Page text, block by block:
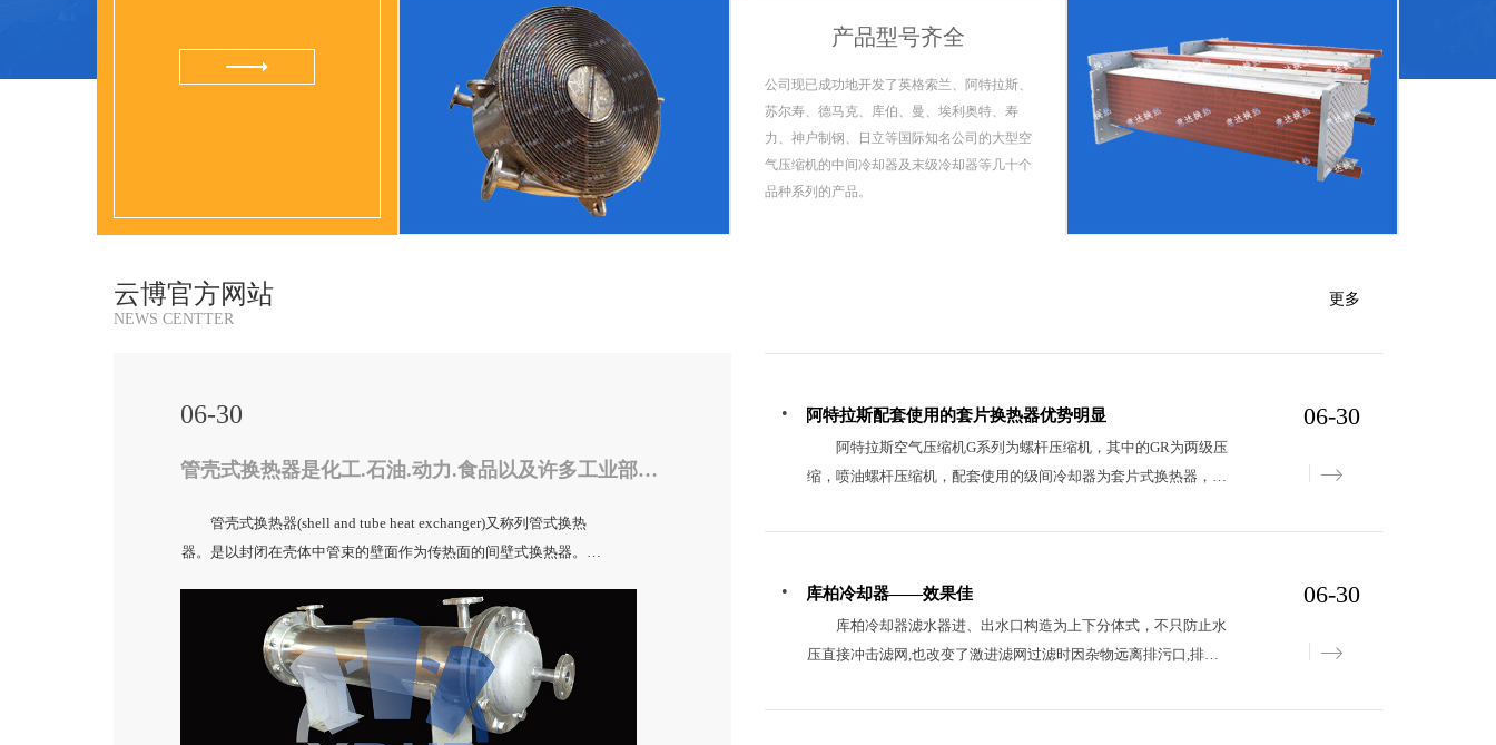
产品型号齐全
公司现已成功地开发了英格索兰、阿特拉斯、
苏尔寿、德马克、库伯、曼、埃利奥特、寿
力、神户制钢、日立等国际知名公司的大型空
气压缩机的中间冷却器及末级冷却器等几十个
品种系列的产品。
云博官方网站
NEWS CENTTER
更多
06-30
管壳式换热器 是化工.石油.动力.食品以及许多工业部门的通用设备
管壳式换热器(shell and tube heat exchanger)又称列管式换热
器。是以封闭在壳体中管束的壁面作为传热面的间壁式换热器。这
材料）制造，能在高温、高压下使用，是目前应用*广的类型。管
壳式换热器主要分为固定管板式换热器、浮头式换热器、U型管式
换热器和涡流热膜换热器。 管壳式换热器是化工、石油、动
力、食品及其它许多工业部门的通用设备，在生产中占有重要地
位。管壳式换热器的优点：1.传热系数高2.机构紧凑3.不易污垢4.不
阿特拉斯配套使用的套片换热器优势明显 06-30
阿特拉斯空气压缩机G系列为螺杆压缩机，其中的GR为两级压
缩，喷油螺杆压缩机，配套使用的级间冷却器为套片式换热器，套
节省能源，常在平直翅片表面开设槽缝或采用波纹型板以强化传
等。目前，国内炼油、化工、电力等行业所使用的空冷器正朝着
**、紧凑的方向发展。多年以来，这些行业所采用的空冷器多为绕
片式或双金属轧片式，相对于传统的绕片式及轧片式，套片式虽然
换热效果有较大提升，所以套片式已经渐渐的淘汰传统的翅片类
库柏冷却器——效果佳 06-30
库柏冷却器滤水器进、出水口构造为上下分体式，不只防止水
压直接冲击滤网,也改变了激进滤网过滤时因杂物远离排污口,排污
*大**进步水流的过流面积，有用削减滤网水阻，确保运转牢靠不